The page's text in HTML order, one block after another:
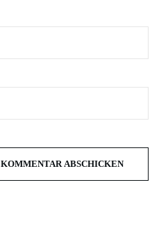
KOMMENTAR ABSCHICKEN